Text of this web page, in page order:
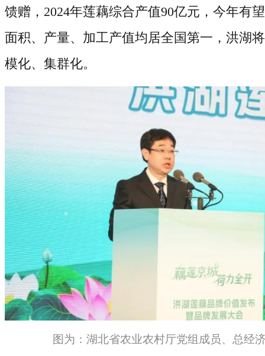
馈赠， 2024年莲藕综合产值90亿元， 今年有
面积、产量、加工产值均居全国第一 ， 洪湖
模化、集群化。
图为： 湖北省农业农村厅党组成员、总经